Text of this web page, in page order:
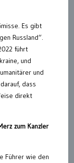
Es gibt
Russland“.
führt
und
und
dass
direkt
zum Kanzler
Führer wie den